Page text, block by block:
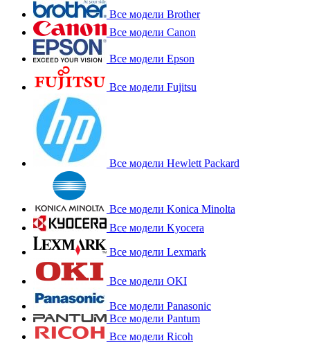
Все модели Brother
Все модели Canon
Все модели Epson
Все модели Fujitsu
Все модели Hewlett Packard
Все модели Konica Minolta
Все модели Kyocera
Все модели Lexmark
Все модели OKI
Все модели Panasonic
Все модели Pantum
Все модели Ricoh